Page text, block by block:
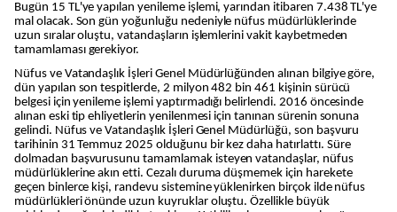
Bugün 15 TL'ye yapılan yenileme işlemi, yarından itibaren 7.438 TL'ye
mal olacak. Son gün yoğunluğu nedeniyle nüfus müdürlüklerinde
uzun sıralar oluştu, vatandaşların işlemlerini vakit kaybetmeden
tamamlaması gerekiyor.
Nüfus ve Vatandaşlık İşleri Genel Müdürlüğünden alınan bilgiye göre,
dün yapılan son tespitlerde, 2 milyon 482 bin 461 kişinin sürücü
belgesi için yenileme işlemi yaptırmadığı belirlendi. 2016 öncesinde
alınan eski tip ehliyetlerin yenilenmesi için tanınan sürenin sonuna
gelindi. Nüfus ve Vatandaşlık İşleri Genel Müdürlüğü, son başvuru
tarihinin 31 Temmuz 2025 olduğunu bir kez daha hatırlattı. Süre
dolmadan başvurusunu tamamlamak isteyen vatandaşlar, nüfus
müdürlüklerine akın etti. Cezalı duruma düşmemek için harekete
geçen binlerce kişi, randevu sistemine yüklenirken birçok ilde nüfus
müdürlükleri önünde uzun kuyruklar oluştu. Özellikle büyük